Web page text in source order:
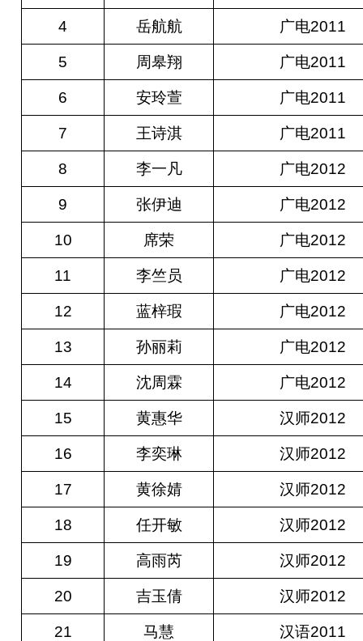
4 岳航航 广电2011
5 周皋翔 广电2011
6 安玲萱 广电2011
7 王诗淇 广电2011
8 李一凡 广电2012
9 张伊迪 广电2012
10 席荣 广电2012
11 李竺员 广电2012
12 蓝梓瑕 广电2012
13 孙丽莉 广电2012
14 沈周霖 广电2012
15 黄惠华 汉师2012
16 李奕琳 汉师2012
17 黄徐婧 汉师2012
18 任开敏 汉师2012
19 高雨芮 汉师2012
20 吉玉倩 汉师2012
21 马慧 汉语2011